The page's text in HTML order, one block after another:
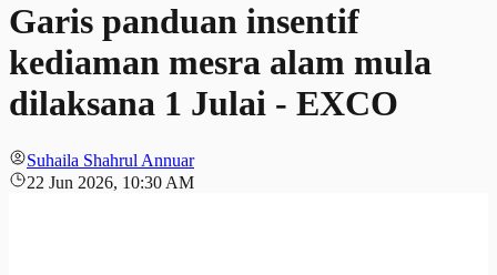
Garis panduan insentif
kediaman mesra alam mula
dilaksana 1 Julai - EXCO
Suhaila Shahrul Annuar
22 Jun 2026, 10:30 AM